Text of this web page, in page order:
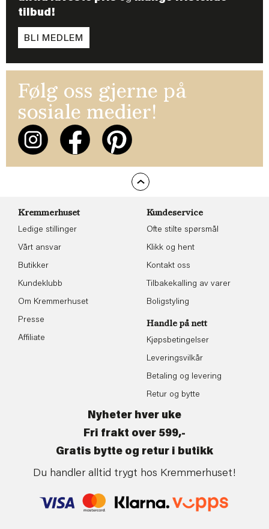
tilbud!
BLI MEDLEM
Følg oss gjerne på
sosiale medier!
Kremmerhuset
Ledige stillinger
Vårt ansvar
Butikker
Kundeklubb
Om Kremmerhuset
Presse
Affiliate
Kundeservice
Ofte stilte spørsmål
Klikk og hent
Kontakt oss
Tilbakekalling av varer
Boligstyling
Handle på nett
Kjøpsbetingelser
Leveringsvilkår
Betaling og levering
Retur og bytte
Nyheter hver uke
Fri frakt over 599,-
Gratis bytte og retur i butikk
Du handler alltid trygt hos Kremmerhuset!